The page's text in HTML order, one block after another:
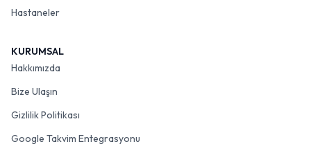
Hastaneler
KURUMSAL
Hakkımızda
Bize Ulaşın
Gizlilik Politikası
Google Takvim Entegrasyonu